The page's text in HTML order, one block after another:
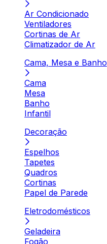
Ar Condicionado
Ventiladores
Cortinas de Ar
Climatizador de Ar
Cama, Mesa e Banho
Cama
Mesa
Banho
Infantil
Decoração
Espelhos
Tapetes
Quadros
Cortinas
Papel de Parede
Eletrodomésticos
Geladeira
Fogão